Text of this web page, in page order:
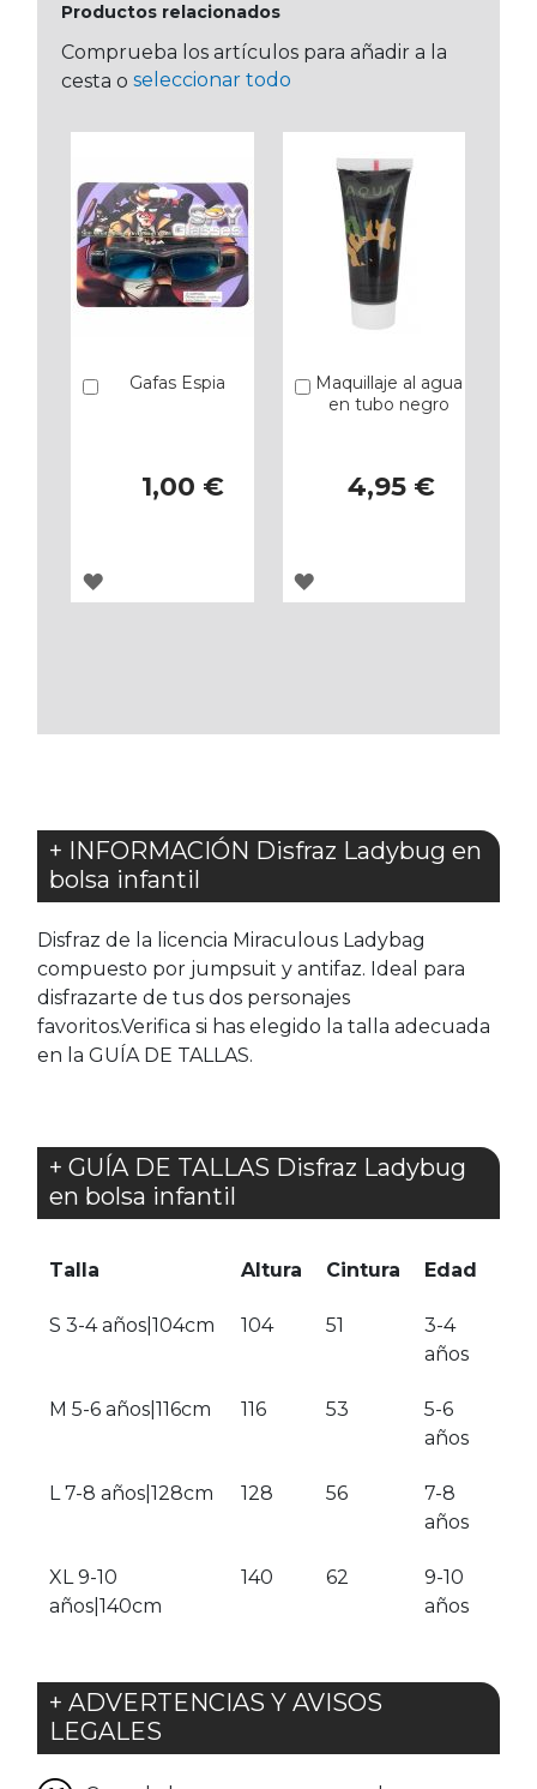
Productos relacionados
Comprueba los artículos para añadir a la
cesta o seleccionar todo
Gafas Espia
1,00 €
Añadir
AGREGAR
Maquillaje al agua
en tubo negro
4,95 €
Añadir
AGREGAR
+ INFORMACIÓN Disfraz Ladybug en
bolsa infantil
Disfraz de la licencia Miraculous Ladybag
compuesto por jumpsuit y antifaz. Ideal para
disfrazarte de tus dos personajes
favoritos.Verifica si has elegido la talla adecuada
en la GUÍA DE TALLAS.
+ GUÍA DE TALLAS Disfraz Ladybug
en bolsa infantil
Talla Altura Cintura Edad
S 3-4 años|104cm 104 51
3-4
años
M 5-6 años|116cm 116 53
5-6
años
L 7-8 años|128cm 128 56
7-8
años
XL 9-10
años|140cm
140 62
9-10
años
+ ADVERTENCIAS Y AVISOS
LEGALES